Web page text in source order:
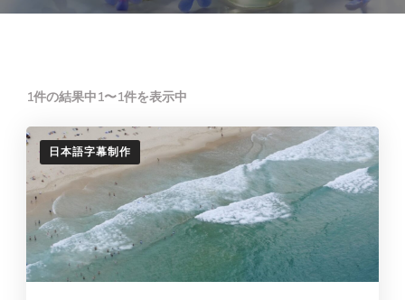
1件の結果中1〜1件を表示中
日本語字幕制作